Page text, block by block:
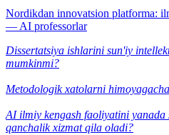
Nordikdan innovatsion platforma:
— AI professorlar
Dissertatsiya ishlarini sun'iy
mumkinmi?
Metodologik xatolarni
AI ilmiy kengash faoliyatini yanada
qanchalik xizmat qila oladi?